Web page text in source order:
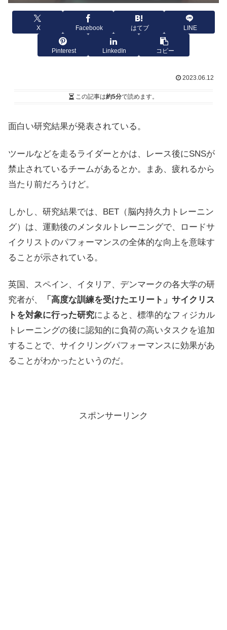
X Facebook はてブ LINE
Pinterest LinkedIn コピー
2023.06.12
この記事は約5分で読めます。
面白い研究結果が発表されている。
ツールなどを走るライダーとかは、レース後にSNSが
禁止されているチームがあるとか。まあ、疲れるから
当たり前だろうけど。
しかし、研究結果では、BET（脳内持久力トレーニン
グ）は、運動後のメンタルトレーニングで、ロードサ
イクリストのパフォーマンスの全体的な向上を意味す
ることが示されている。
英国、スペイン、イタリア、デンマークの各大学の研
究者が、
「高度な訓練を受けたエリート」サイクリス
トを対象に行った研究によると、標準的なフィジカル
トレーニングの後に認知的に負荷の高いタスクを追加
することで、サイクリングパフォーマンスに効果があ
ることがわかったというのだ。
スポンサーリンク